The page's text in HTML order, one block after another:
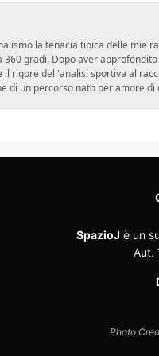
la tenacia tipica delle mie
gradi. Dopo aver
rigore dell'analisi sportiva al
di un percorso nato per amore di
SpazioJ è un
Aut.
Photo